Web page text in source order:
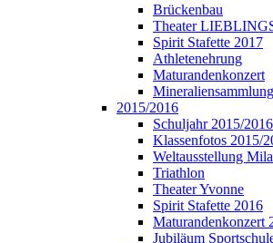
Brückenbau
Theater
Spirit Stafette 2017
Athletenehrung
Maturandenkonzert
Mineraliensammlung
2015/2016
Schuljahr 2015/2016
Klassenfotos 2015/
Weltausstellung
Triathlon
Theater Yvonne
Spirit Stafette 2016
Maturandenkonzert
Jubiläum